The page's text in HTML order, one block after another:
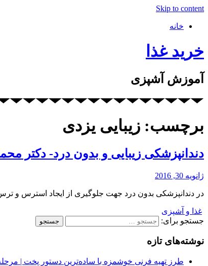
Skip to content
خانه
خرید غذا
آموزش آشپزی
برچسب: زیبایی یزدی
دندانپزشکی زیبایی و بدون درد- دکتر
ژانویه 30, 2016
در دندانپزشکی بدون درد جهت جلوگیری از ایجاد استرس و
غذا و آشپزی
جستجو برای:
نوشته‌های تازه
طرز تهیه فرنی خوشمزه با ساده‌ترین دستور پخت |